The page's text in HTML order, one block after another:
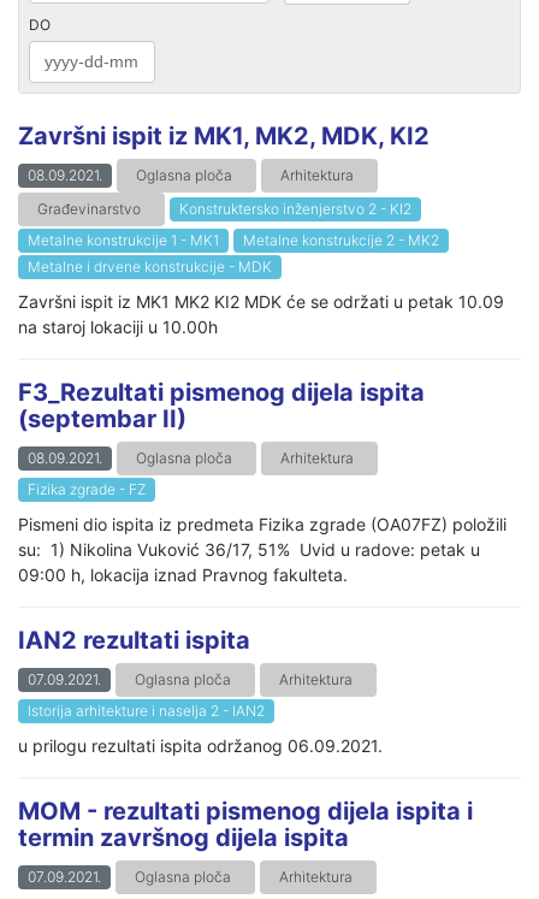
DO
Završni ispit iz MK1, MK2, MDK, KI2
08.09.2021. Oglasna ploča
Arhitektura
Građevinarstvo
Konstruktersko inženjerstvo 2 - KI2
Metalne konstrukcije 1 - MK1
Metalne konstrukcije 2 - MK2
Metalne i drvene konstrukcije - MDK
Završni ispit iz MK1 MK2 KI2 MDK će se održati u petak 10.09
na staroj lokaciji u 10.00h
F3_Rezultati pismenog dijela ispita
(septembar II)
08.09.2021. Oglasna ploča
Arhitektura
Fizika zgrade - FZ
Pismeni dio ispita iz predmeta Fizika zgrade (OA07FZ) položili
su: 1) Nikolina Vuković 36/17, 51% Uvid u radove: petak u
09:00 h, lokacija iznad Pravnog fakulteta.
IAN2 rezultati ispita
07.09.2021. Oglasna ploča
Arhitektura
Istorija arhitekture i naselja 2 - IAN2
u prilogu rezultati ispita održanog 06.09.2021.
MOM - rezultati pismenog dijela ispita i
termin završnog dijela ispita
07.09.2021. Oglasna ploča Arhitektura